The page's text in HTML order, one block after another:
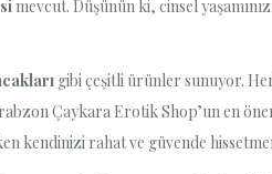
mevcut. Düşünün ki, cinsel
gibi çeşitli ürünler sunuyor.
Çaykara Erotik Shop’un en
kendinizi rahat ve güvende